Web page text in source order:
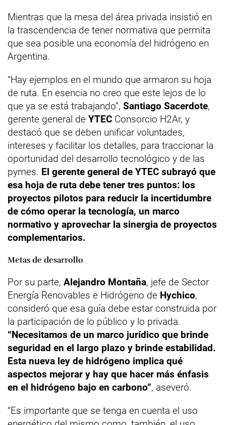
Mientras que la mesa del área privada insistió en
la trascendencia de tener normativa que permita
que sea posible una economía del hidrógeno en
Argentina.
“Hay ejemplos en el mundo que armaron su hoja
de ruta. En esencia no creo que este lejos de lo
que ya se está trabajando”, Santiago Sacerdote,
gerente general de YTEC Consorcio H2Ar, y
destacó que se deben unificar voluntades,
intereses y facilitar los detalles, para traccionar la
oportunidad del desarrollo tecnológico y de las
pymes. El gerente general de YTEC subrayó que
esa hoja de ruta debe tener tres puntos: los
proyectos pilotos para reducir la incertidumbre
de cómo operar la tecnología, un marco
normativo y aprovechar la sinergia de proyectos
complementarios.
Metas de desarrollo
Por su parte, Alejandro Montaña, jefe de Sector
Energía Renovables e Hidrógeno de Hychico,
consideró que esa guía debe estar construida por
la participación de lo público y lo privada.
“Necesitamos de un marco jurídico que brinde
seguridad en el largo plazo y brinde estabilidad.
Esta nueva ley de hidrógeno implica qué
aspectos mejorar y hay que hacer más énfasis
en el hidrógeno bajo en carbono”, aseveró.
“Es importante que se tenga en cuenta el uso